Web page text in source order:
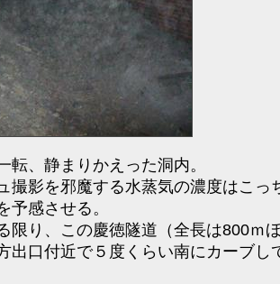
、静まりかえった洞内。
撮影を邪魔する水蒸気の濃度はこっ
予感させる。
限り、この慶徳隧道（全長は800ｍ
出口付近で５度くらい南にカーブし